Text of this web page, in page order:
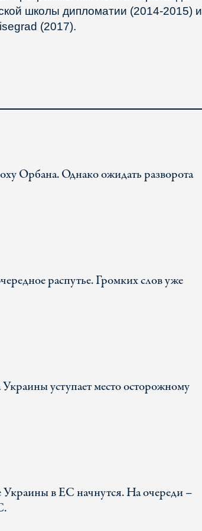
школы дипломатии (2014-2015) и
(2017).
Орбана. Однако ожидать разворота
распутье. Громких слов уже
уступает место осторожному
Украины в ЕС начнутся. На очереди –